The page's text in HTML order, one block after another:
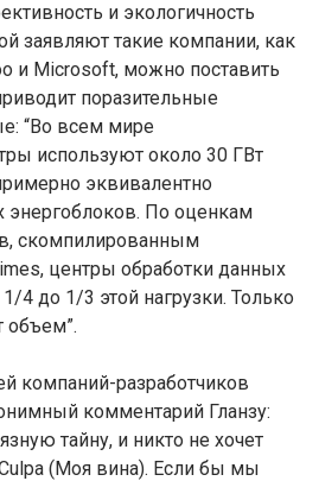
и экологичность
заявляют такие компании, как
и Microsoft, можно поставить
поразительные
“Во всем мире
используют около 30 ГВт
эквивалентно
По оценкам
скомпилированным
центры обработки данных
4 до 1/3 этой нагрузки. Только
объем”.
компаний-разработчиков
комментарий Гланзу:
тайну, и никто не хочет
(Моя вина). Если бы мы